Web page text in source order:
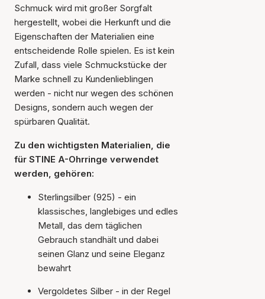
Schmuck wird mit großer Sorgfalt
hergestellt, wobei die Herkunft und die
Eigenschaften der Materialien eine
entscheidende Rolle spielen. Es ist kein
Zufall, dass viele Schmuckstücke der
Marke schnell zu Kundenlieblingen
werden - nicht nur wegen des schönen
Designs, sondern auch wegen der
spürbaren Qualität.
Zu den wichtigsten Materialien, die
für STINE A-Ohrringe verwendet
werden, gehören:
Sterlingsilber (925) - ein
klassisches, langlebiges und edles
Metall, das dem täglichen
Gebrauch standhält und dabei
seinen Glanz und seine Eleganz
bewahrt
Vergoldetes Silber - in der Regel